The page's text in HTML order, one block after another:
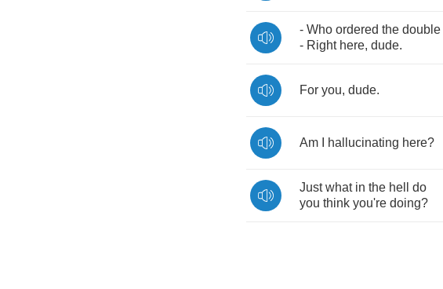
- Who ordered the double
- Right here, dude.
For you, dude.
Am hallucinating here?
Just what in the hell
do
you think you're doing?